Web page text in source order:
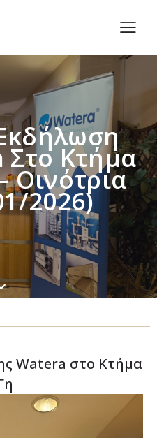
Στο Κτήμα
Οινότρια
2026)
Watera στο Κτήμα